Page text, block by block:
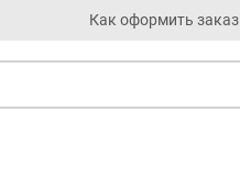
Как оформить заказ